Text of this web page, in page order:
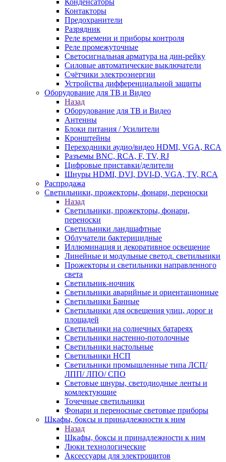
Конденсаторы
Контакторы
Предохранители
Разрядник
Реле времени и приборы контроля
Реле промежуточные
Светосигнальная арматура на дин-рейку
Силовые автоматические выключатели
Счётчики электроэнергии
Устройства дифференциальной защиты
Оборудование для ТВ и Видео
Назад
Оборудование для ТВ и Видео
Антенны
Блоки питания / Усилители
Кронштейны
Переходники аудио/видео HDMI, VGA, RCA
Разъемы BNС, RCA, F, TV, RJ
Цифровые приставки/делители
Шнуры HDMI, DVI, DVI-D, VGA, TV, RCA
Распродажа
Светильники, прожекторы, фонари, переноски
Назад
Светильники, прожекторы, фонари,
переноски
Светильники ландшафтные
Облучатели бактерицидные
Иллюминация и декоративное освещение
Линейные и модульные светод. светильники
Прожекторы и светильники направленного
света
Светильник-ночник
Светильники аварийные и ориентационные
Светильники Банные
Светильники для освещения улиц, дорог и
площадей
Светильники на солнечных батареях
Светильники настенно-потолочные
Светильники настольные
Светильники НСП
Светильники промышленные типа ЛСП/
ЛПП/ ЛПО/ СПО
Световые шнуры, светодиодные ленты и
комлектующие
Точечные светильники
Фонари и переносные световые приборы
Шкафы, боксы и принадлежности к ним
Назад
Шкафы, боксы и принадлежности к ним
Люки технологические
Аксессуары для электрощитов